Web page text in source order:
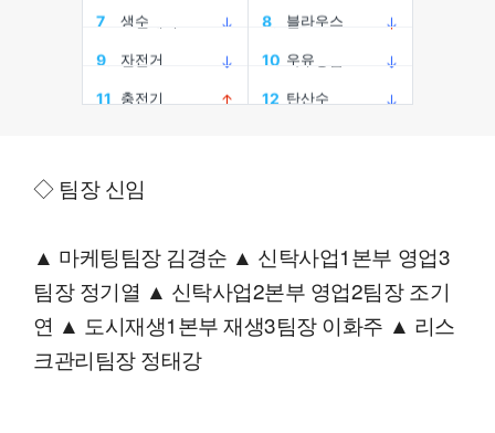
◇ 팀장 신임
▲ 마케팅팀장 김경순 ▲ 신탁사업1본부 영업3
팀장 정기열 ▲ 신탁사업2본부 영업2팀장 조기
연 ▲ 도시재생1본부 재생3팀장 이화주 ▲ 리스
크관리팀장 정태강